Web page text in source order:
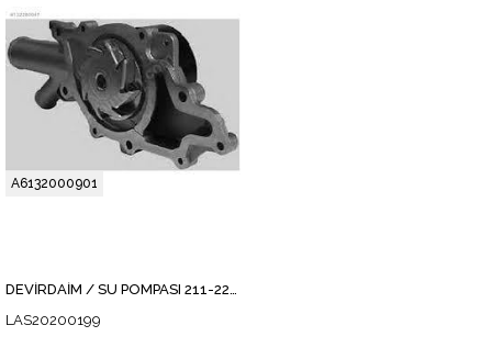
DEVİRDAİM / SU POMPASI 211-220 320 648
LAS20200199
A6132000901